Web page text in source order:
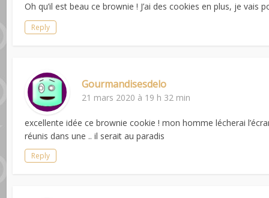
Oh qu’il est beau ce brownie ! J’ai des cookies en plus, je
Reply
Gourmandisesdelo
21 mars 2020 à 19 h 32 min
excellente idée ce brownie cookie ! mon homme lécherai
réunis dans une .. il serait au paradis
Reply